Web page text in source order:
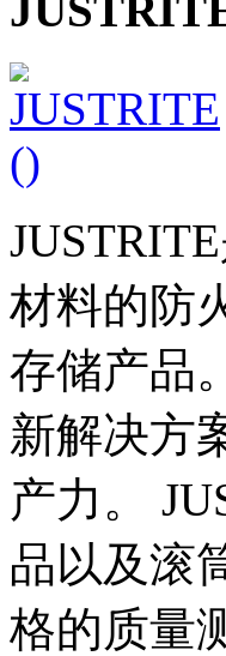
材料的防
存储产品
新解决方
产力。
品以及滚
格的质量